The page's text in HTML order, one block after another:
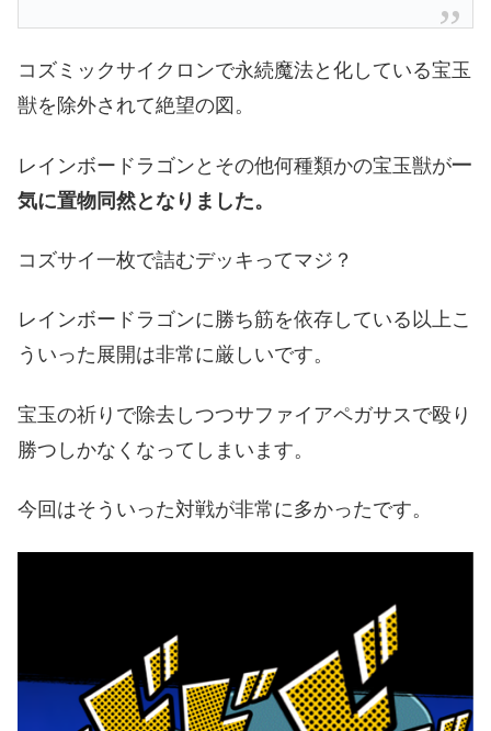
コズミックサイクロンで永続魔法と化している宝玉
獣を除外されて絶望の図。
レインボードラゴンとその他何種類かの宝玉獣が一
気に置物同然となりました。
コズサイ一枚で詰むデッキってマジ？
レインボードラゴンに勝ち筋を依存している以上こ
ういった展開は非常に厳しいです。
宝玉の祈りで除去しつつサファイアペガサスで殴り
勝つしかなくなってしまいます。
今回はそういった対戦が非常に多かったです。